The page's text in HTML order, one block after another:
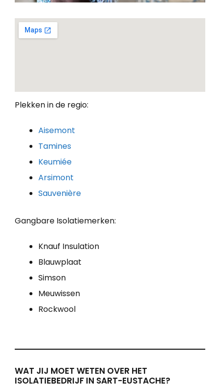
Plekken in de regio:
Aisemont
Tamines
Keumiée
Arsimont
Sauvenière
Gangbare Isolatiemerken:
Knauf Insulation
Blauwplaat
Simson
Meuwissen
Rockwool
WAT JIJ MOET WETEN OVER HET
ISOLATIEBEDRIJF IN SART-EUSTACHE?